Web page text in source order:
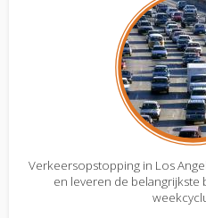
Verkeersopstopping in Los
en leveren de belangrijkste